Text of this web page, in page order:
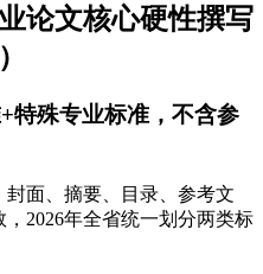
论文核心硬性撰写
特殊专业标准，不含参
面、摘要、目录、参考文
2026年全省统一划分两类标